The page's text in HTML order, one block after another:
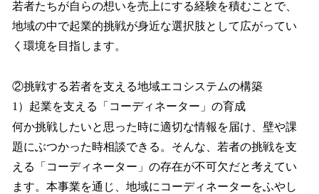
若者たちが自らの想いを売上にする経験を積むことで、
地域の中で起業的挑戦が身近な選択肢として広がってい
く環境を目指します。
②挑戦する若者を支える地域エコシステムの構築
1）起業を支える「コーディネーター」の育成
何か挑戦したいと思った時に適切な情報を届け、壁や課
題にぶつかった時相談できる。そんな、若者の挑戦を支
える「コーディネーター」の存在が不可欠だと考えてい
ます。本事業を通じ、地域にコーディネーターをふやし